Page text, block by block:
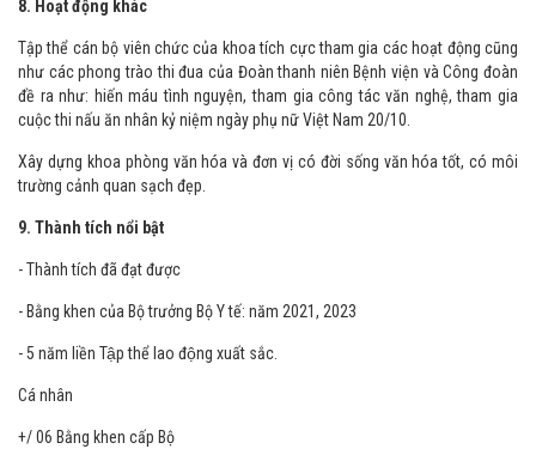
8. Hoạt động khác
Tập thể cán bộ viên chức của khoa tích cực tham gia các hoạt động cũng
như các phong trào thi đua của Đoàn thanh niên Bệnh viện và Công đoàn
đề ra như: hiến máu tình nguyện, tham gia công tác văn nghệ, tham gia
cuộc thi nấu ăn nhân kỷ niệm ngày phụ nữ Việt Nam 20/10.
Xây dựng khoa phòng văn hóa và đơn vị có đời sống văn hóa tốt, có môi
trường cảnh quan sạch đẹp.
9. Thành tích nổi bật
- Thành tích đã đạt được
- Bằng khen của Bộ trưởng Bộ Y tế: năm 2021, 2023
- 5 năm liền Tập thể lao động xuất sắc.
Cá nhân
+/ 06 Bằng khen cấp Bộ